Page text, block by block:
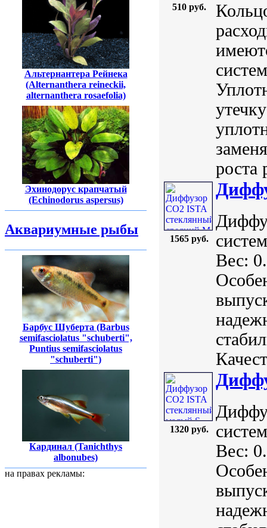
Альтернантера Рейнека
(Alternanthera reineckii,
alternanthera rosaefolia)
Эхинодорус крапчатый
(Echinodorus aspersus)
Аквариумные рыбы
Барбус Шуберта (Barbus
semifasciolatus "schuberti",
Puntius semifasciolatus
"schuberti")
Кардинал (Tanichthys
albonubes)
на правах рекламы:
510 руб.
роста
1565 руб.
Вес:
1320 руб.
Вес: